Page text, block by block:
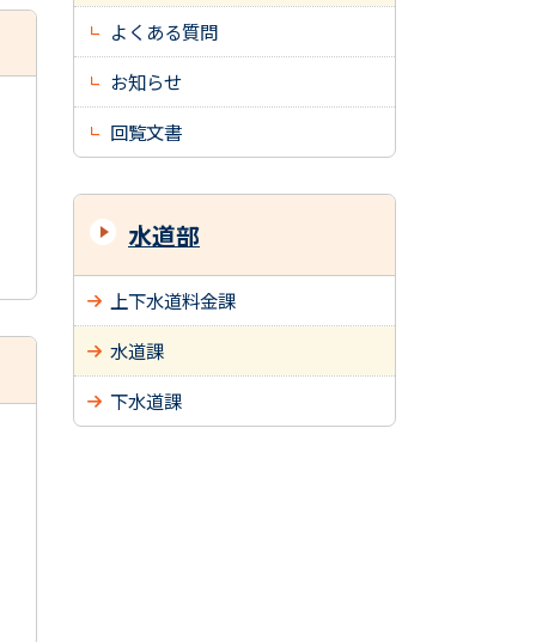
よくある質問
お知らせ
回覧文書
水道部
上下水道料金課
水道課
下水道課